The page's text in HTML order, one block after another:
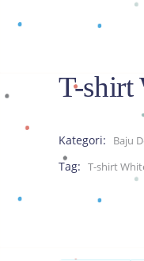
T-shirt
Kategori: Baju
Tag: T-shirt